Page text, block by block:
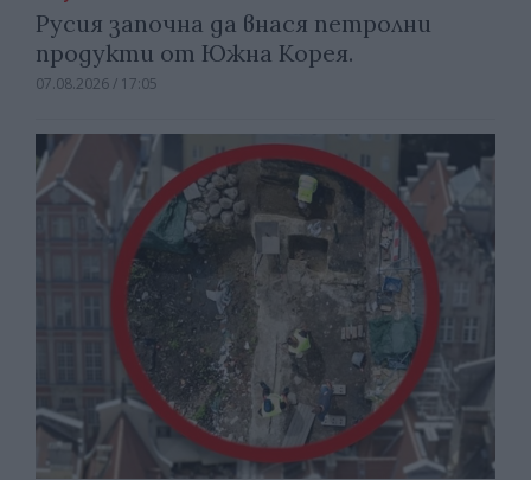
Русия започна да внася петролни
продукти от Южна Корея.
07.08.2026 / 17:05